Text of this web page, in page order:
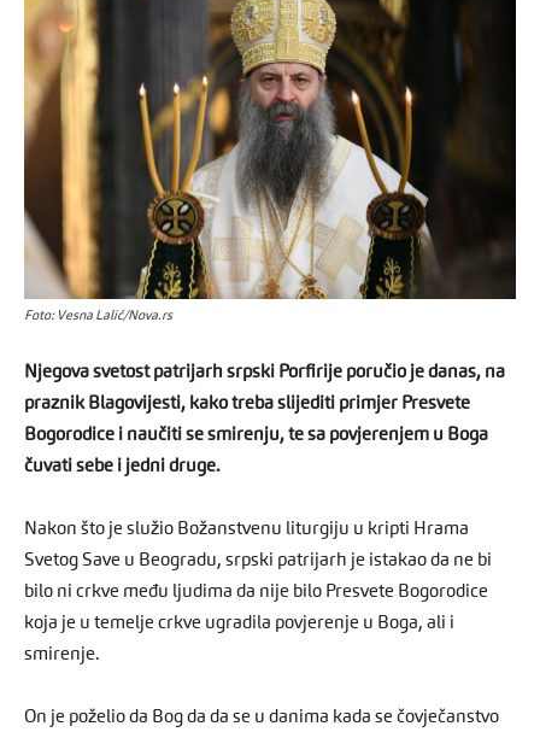
Foto: Vesna Lalić/Nova.rs
Njegova svetost patrijarh srpski Porfirije poručio je danas, na
praznik Blagovijesti, kako treba slijediti primjer Presvete
Bogorodice i naučiti se smirenju, te sa povjerenjem u Boga
čuvati sebe i jedni druge.
Nakon što je služio Božanstvenu liturgiju u kripti Hrama
Svetog Save u Beogradu, srpski patrijarh je istakao da ne bi
bilo ni crkve među ljudima da nije bilo Presvete Bogorodice
koja je u temelje crkve ugradila povjerenje u Boga, ali i
smirenje.
On je poželio da Bog da da se u danima kada se čovječanstvo